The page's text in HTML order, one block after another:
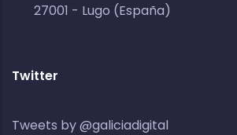
27001 - Lugo (España)
Twitter
Tweets by @galiciadigital